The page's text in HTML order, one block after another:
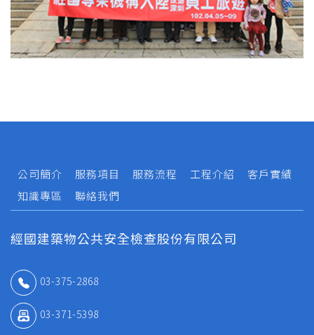
公司簡介 服務項目 服務流程 工程介紹
客戶實績
知識專區
聯絡我們
經國建築物公共安全檢查股份有限公司
03-375-2868
03-371-5398